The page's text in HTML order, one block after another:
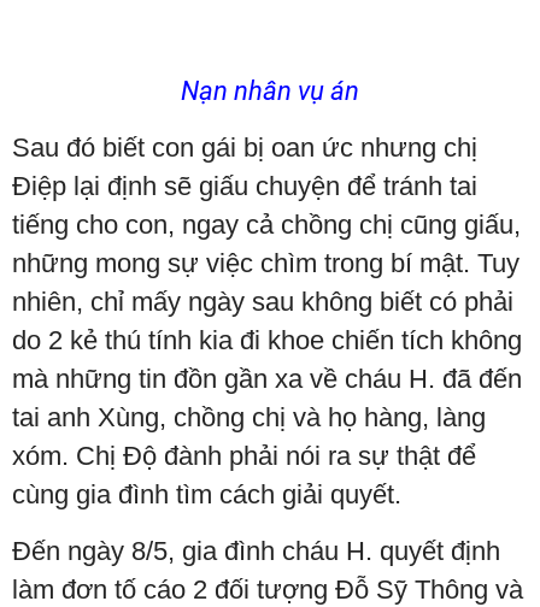
Nạn nhân vụ án
Sau đó biết con gái bị oan ức nhưng chị
Điệp lại định sẽ giấu chuyện để tránh tai
tiếng cho con, ngay cả chồng chị cũng giấu,
những mong sự việc chìm trong bí mật. Tuy
nhiên, chỉ mấy ngày sau không biết có phải
do 2 kẻ thú tính kia đi khoe chiến tích không
mà những tin đồn gần xa về cháu H. đã đến
tai anh Xùng, chồng chị và họ hàng, làng
xóm. Chị Độ đành phải nói ra sự thật để
cùng gia đình tìm cách giải quyết.
Đến ngày 8/5, gia đình cháu H. quyết định
làm đơn tố cáo 2 đối tượng Đỗ Sỹ Thông và